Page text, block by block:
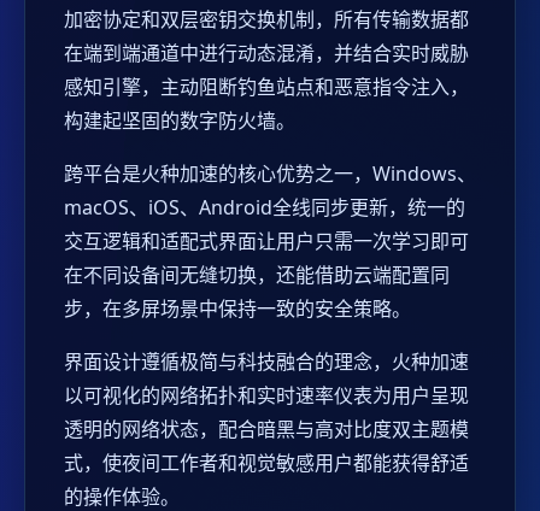
加密协定和双层密钥交换机制，所有传输数据都
在端到端通道中进行动态混淆，并结合实时威胁
感知引擎，主动阻断钓鱼站点和恶意指令注入，
构建起坚固的数字防火墙。
跨平台是火种加速的核心优势之一，Windows、
macOS、iOS、Android全线同步更新，统一的
交互逻辑和适配式界面让用户只需一次学习即可
在不同设备间无缝切换，还能借助云端配置同
步，在多屏场景中保持一致的安全策略。
界面设计遵循极简与科技融合的理念，火种加速
以可视化的网络拓扑和实时速率仪表为用户呈现
透明的网络状态，配合暗黑与高对比度双主题模
式，使夜间工作者和视觉敏感用户都能获得舒适
的操作体验。